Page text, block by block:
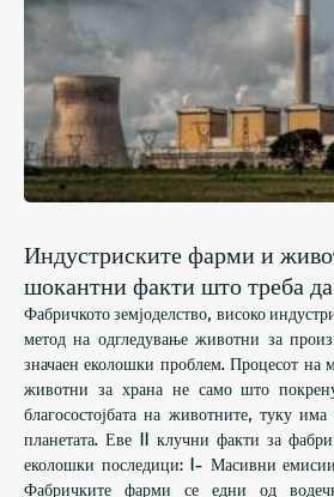
Индустриските фарми и
шокантни факти што треба да
Фабричкото земјоделство, високо
метод на одгледување животни за
значаен еколошки проблем. Процесот на
животни за храна не само што
благосостојбата на животните, туку
планетата. Еве 11 клучни факти за
еколошки последици: 1- Масивни
Фабричките фарми се едни од